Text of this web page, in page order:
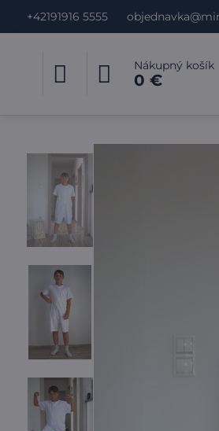
+42191916 5555
Nákupný košík
0 €